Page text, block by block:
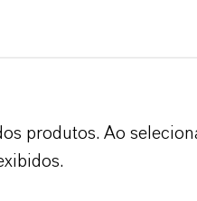
produtos. Ao